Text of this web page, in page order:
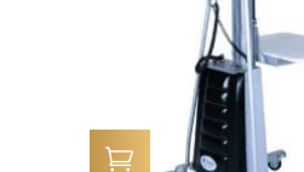
LISA OSTUKORVI